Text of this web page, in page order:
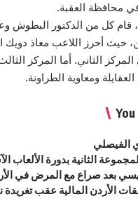
محافظة العقبة.
قام كل من الدكتور البطوش
حيث أحرز اللاعب معاذ دويك
الثاني. أما المركز
ومعاوية الطراونة.
الفيصلي
الثانية بدورة الألعاب
بعد صراع مع المرض في
الأردن المالية عقب تغريدة